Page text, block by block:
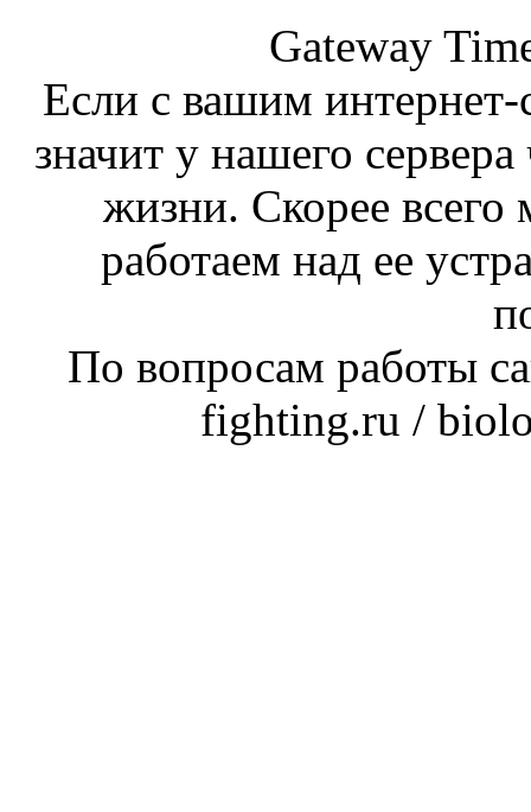
Gateway
Если с вашим интернет-
значит у нашего
жизни. Скорее
работаем над ее
По вопросам работы
fighting.ru /